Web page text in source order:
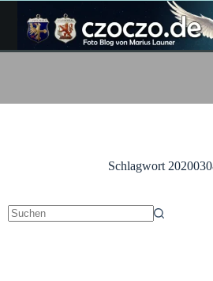
Inhalt
springen
Schlagwort